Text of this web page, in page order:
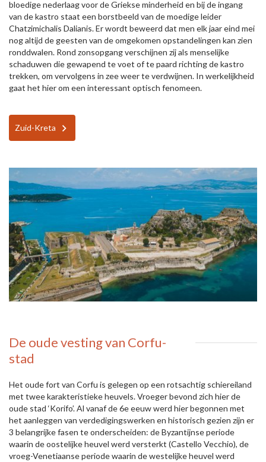
bloedige nederlaag voor de Griekse minderheid en bij de ingang
van de kastro staat een borstbeeld van de moedige leider
Chatzimichalis Dalianis. Er wordt beweerd dat men elk jaar eind mei
nog altijd de geesten van de omgekomen opstandelingen kan zien
ronddwalen. Rond zonsopgang verschijnen zij als menselijke
schaduwen die gewapend te voet of te paard richting de kastro
trekken, om vervolgens in zee weer te verdwijnen. In werkelijkheid
gaat het hier om een interessant optisch fenomeen.
Zuid-Kreta
De oude vesting van Corfu-
stad
Het oude fort van Corfu is gelegen op een rotsachtig schiereiland
met twee karakteristieke heuvels. Vroeger bevond zich hier de
oude stad ‘Korifo’. Al vanaf de 6e eeuw werd hier begonnen met
het aanleggen van verdedigingswerken en historisch gezien zijn er
3 belangrijke fasen te onderscheiden: de Byzantijnse periode
waarin de oostelijke heuvel werd versterkt (Castello Vecchio), de
vroeg-Venetiaanse periode waarin de westelijke heuvel werd